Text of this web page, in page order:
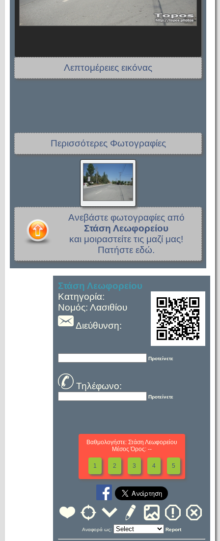
Λεπτομέρειες εικόνας
Περισσότερες Φωτογραφίες
Ανεβάστε φωτογραφίες από
Στάση Λεωφορείου
και μοιραστείτε τις μαζί μας!
Πατήστε εδώ.
Στάση Λεωφορείου
Κατηγορία:
Νομός: Λασιθίου
Διεύθυνση:
Προτείνετε
Τηλέφωνο:
Προτείνετε
Βαθμολογήστε: Στάση Λεωφορείου
Μέσος Όρος: --
1 2 3 4 5
Αναφορά ως: Report